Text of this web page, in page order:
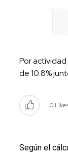
Por
de 10.8%
0
Según el